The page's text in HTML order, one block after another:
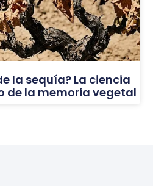
la sequía? La ciencia
de la memoria vegetal